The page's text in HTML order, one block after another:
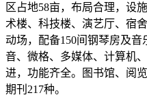
区占地58亩，布局合理，设
术楼、科技楼、演艺厅、宿
动场，配备150间钢琴房及
音、微格、多媒体、计算机
进，功能齐全。图书馆、阅
期刊217种。